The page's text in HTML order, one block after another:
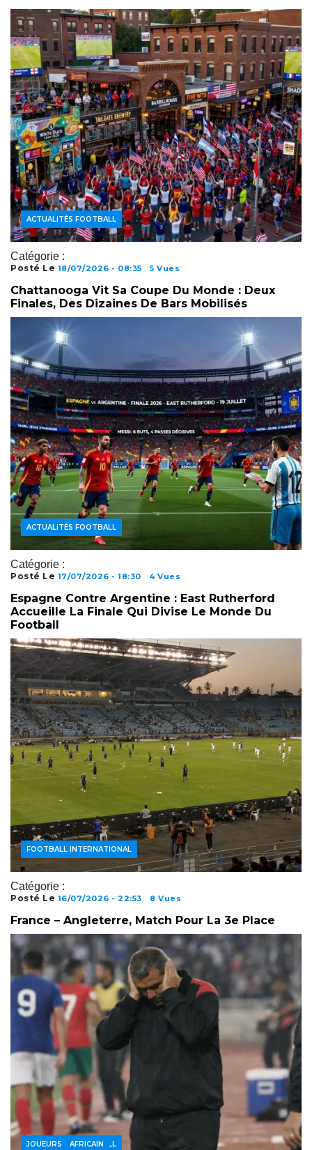
Catégorie :
ACTUALITÉS FOOTBALL
Posté Le 18/07/2026 - 08:35 5 Vues
Chattanooga Vit Sa Coupe Du Monde : Deux
Finales, Des Dizaines De Bars Mobilisés
Catégorie :
ACTUALITÉS FOOTBALL
Posté Le 17/07/2026 - 18:30 4 Vues
Espagne Contre Argentine : East Rutherford
Accueille La Finale Qui Divise Le Monde Du
Football
Catégorie :
ACTUALITÉS FOOTBALL
FOOTBALL INTERNATIONAL
Posté Le 16/07/2026 - 22:53 8 Vues
France – Angleterre, Match Pour La 3e Place
ACTUALITÉS FOOTBALL
FOOTBALL AFRICAIN
JOUEURS